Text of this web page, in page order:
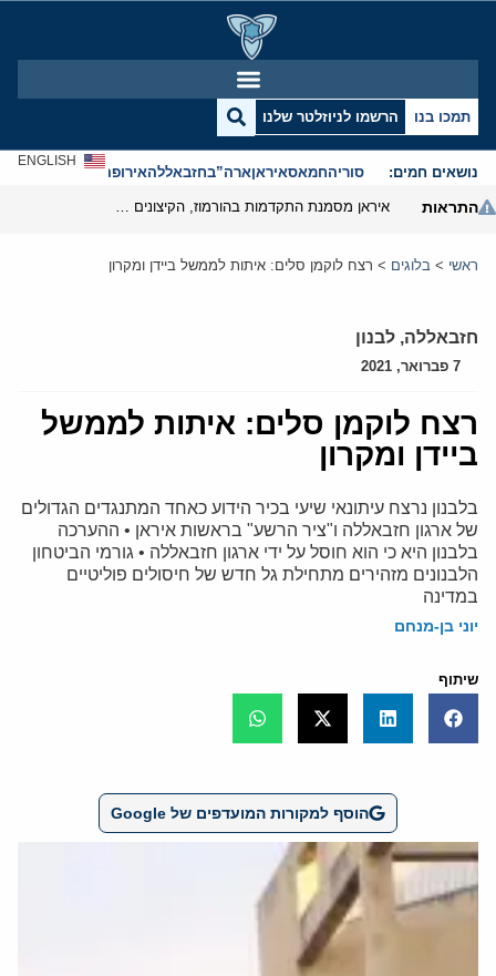
תמכו בנו הרשמו לניוזלטר שלנו
נושאים חמים: סוריהחמאסאיראןארה”בחזבאללהאירופהאנטישמיות
ENGLISH
התראות
ראשי > בלוגים > רצח לוקמן סלים: איתות לממשל ביידן ומקרון
חזבאללה, לבנון
7 פברואר, 2021
רצח לוקמן סלים: איתות לממשל
ביידן ומקרון
בלבנון נרצח עיתונאי שיעי בכיר הידוע כאחד המתנגדים הגדולים
של ארגון חזבאללה ו"ציר הרשע" בראשות איראן • ההערכה
בלבנון היא כי הוא חוסל על ידי ארגון חזבאללה • גורמי הביטחון
הלבנונים מזהירים מתחילת גל חדש של חיסולים פוליטיים
במדינה
יוני בן-מנחם
שיתוף
הוסף למקורות המועדפים של Google